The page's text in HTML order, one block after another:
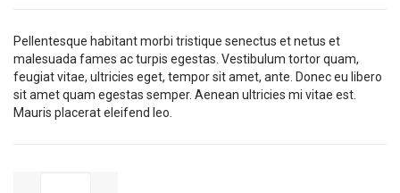
Pellentesque habitant morbi tristique senectus et netus et
malesuada fames ac turpis egestas. Vestibulum tortor quam,
feugiat vitae, ultricies eget, tempor sit amet, ante. Donec eu libero
sit amet quam egestas semper. Aenean ultricies mi vitae est.
Mauris placerat eleifend leo.